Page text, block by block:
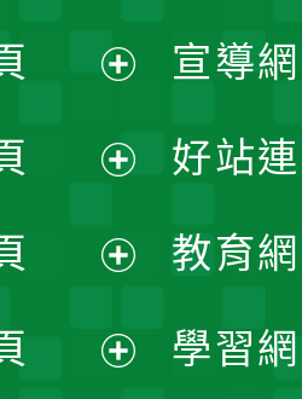
開
選
單
開
選
開
宣導
好站
教育
學習